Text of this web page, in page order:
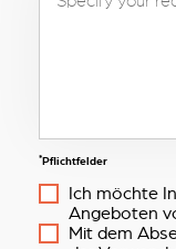
*Pflichtfelder
Ich möchte
Angeboten
Mit dem